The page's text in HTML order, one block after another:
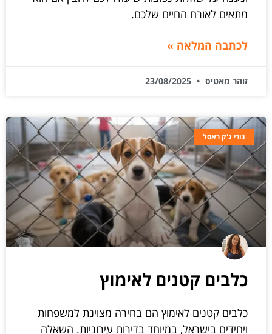
מתאים לאורח החיים שלכם.
לכתבה המלאה »
זוהר מאטיס
גורי ג'ק ראסל
כלבים קטנים לאימוץ
כלבים קטנים לאימוץ הם בחירה מצוינת למשפחות
ויחידים בישראל, במיוחד בדירות עירוניות. השאלה